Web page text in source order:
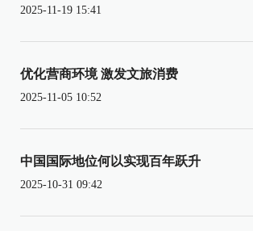
2025-11-19 15:41
优化营商环境 激发文旅消费
2025-11-05 10:52
中国国际地位何以实现百年跃升
2025-10-31 09:42